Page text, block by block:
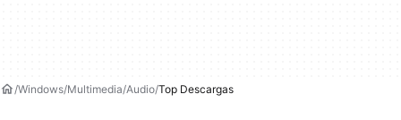
Windows Multimedia Audio Top Descargas